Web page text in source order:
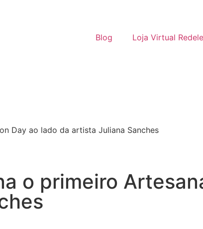
Blog Loja Virtual
Day ao lado da artista Juliana Sanches
o primeiro